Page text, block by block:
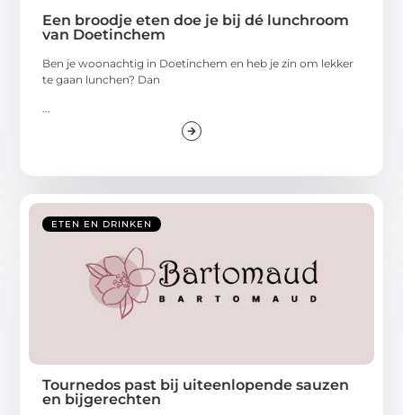
Een broodje eten doe je bij dé lunchroom
van Doetinchem
Ben je woonachtig in Doetinchem en heb je zin om lekker
te gaan lunchen? Dan
...
ETEN EN DRINKEN
Tournedos past bij uiteenlopende sauzen
en bijgerechten